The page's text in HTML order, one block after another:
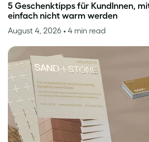
5 Geschenktipps für KundInnen,
einfach nicht warm werden
August 4, 2026 • 4 min read